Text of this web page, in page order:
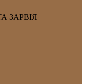
ЗАРВІЯ